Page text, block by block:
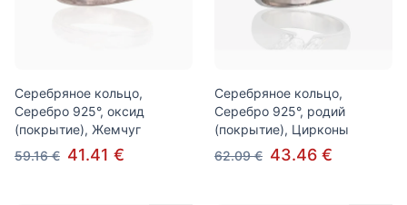
Серебряное кольцо,
Серебро 925°, оксид
(покрытие), Жемчуг
59.16 € 41.41 €
Серебряное кольцо,
Серебро 925°, родий
(покрытие), Цирконы
62.09 € 43.46 €